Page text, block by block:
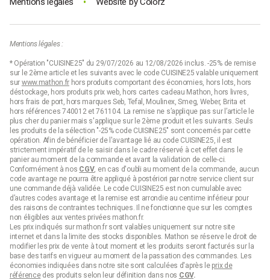
Mentions légales :
* Opération "CUISINE25" du 29/07/2026 au 12/08/2026 inclus. -25% de remise
sur le 2ème article et les suivants avec le code CUISINE25 valable uniquement
sur www.mathon.frhors produits comportant des économies, hors lots, hors
déstockage, hors produits prix web, hors cartes cadeau Mathon, hors livres,
hors frais de port, hors marques Seb, Tefal, Moulinex, Smeg, Weber, Brita et
hors références 740012 et 761104. La remise ne s’applique pas sur l’article le
plus cher du panier mais s'applique sur le 2ème produit et les suivants. Seuls
les produits de la sélection "-25% code CUISINE25" sont concernés par cette
opération. Afin de bénéficier de l'avantage lié au code CUISINE25, il est
strictement impératif de le saisir dans le cadre réservé à cet effet dans le
panier au moment de la commande et avant la validation de celle-ci.
Conformément à nos CGV, en cas d'oubli au moment de la commande, aucun
code avantage ne pourra être appliqué à postériori par notre service client sur
une commande déjà validée. Le code CUISINE25 est non cumulable avec
d’autres codes avantage et la remise est arrondie au centime inférieur pour
des raisons de contraintes techniques. Il ne fonctionne que sur les comptes
non éligibles aux ventes privées mathon.fr.
Les prix indiqués sur mathon.fr sont valables uniquement sur notre site
internet et dans la limite des stocks disponibles. Mathon se réserve le droit de
modifier les prix de vente à tout moment et les produits seront facturés sur la
base des tarifs en vigueur au moment de la passation des commandes. Les
économies indiquées dans notre site sont calculées d'après le prix de
référencedes produits selon leur définition dans nos CGV.